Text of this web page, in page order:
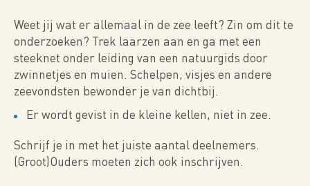
Weet jij wat er allemaal in de zee leeft? Zin om dit te
onderzoeken? Trek laarzen aan en ga met een
steeknet onder leiding van een natuurgids door
zwinnetjes en muien. Schelpen, visjes en andere
zeevondsten bewonder je van dichtbij.
Er wordt gevist in de kleine kellen, niet in zee.
Schrijf je in met het juiste aantal deelnemers.
(Groot)Ouders moeten zich ook inschrijven.